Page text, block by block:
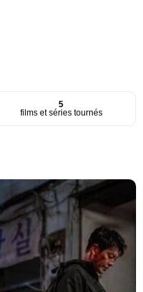
5
films et séries tournés